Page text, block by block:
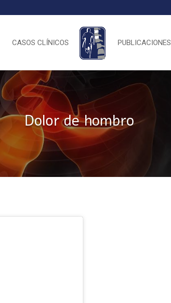
CASOS CLÍNICOS PUBLICACIONES
Dolor de hombro